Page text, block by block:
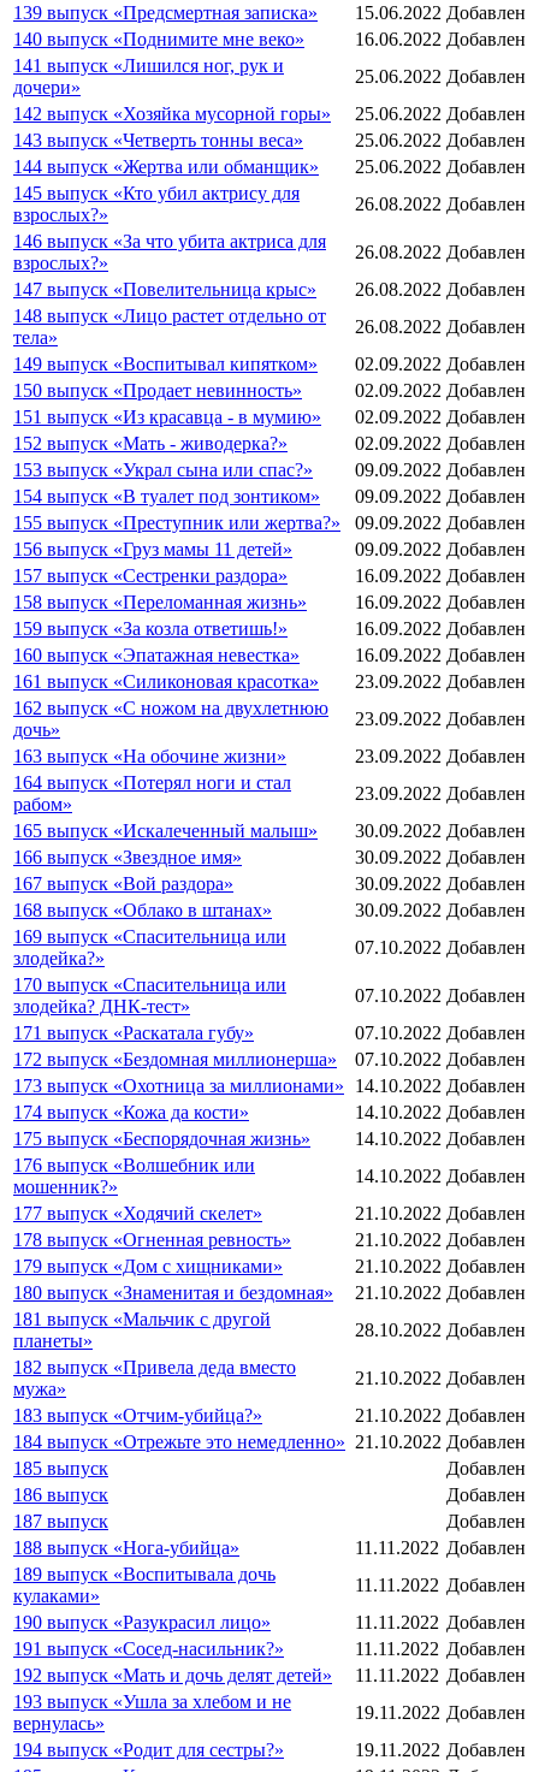
139 выпуск «Предсмертная записка»
15.06.2022 Добавлен
140 выпуск «Поднимите мне веко»
16.06.2022 Добавлен
141 выпуск «Лишился ног, рук и
дочери»
25.06.2022 Добавлен
142 выпуск «Хозяйка мусорной горы»
25.06.2022 Добавлен
143 выпуск «Четверть тонны веса»
25.06.2022 Добавлен
144 выпуск «Жертва или обманщик»
25.06.2022 Добавлен
145 выпуск «Кто убил актрису для
взрослых?»
26.08.2022 Добавлен
146 выпуск «За что убита актриса для
взрослых?»
26.08.2022 Добавлен
147 выпуск «Повелительница крыс»
26.08.2022 Добавлен
148 выпуск «Лицо растет отдельно от
тела»
26.08.2022 Добавлен
149 выпуск «Воспитывал кипятком»
02.09.2022 Добавлен
150 выпуск «Продает невинность»
02.09.2022 Добавлен
151 выпуск «Из красавца - в мумию»
02.09.2022 Добавлен
152 выпуск «Мать - живодерка?»
02.09.2022 Добавлен
153 выпуск «Украл сына или спас?»
09.09.2022 Добавлен
154 выпуск «В туалет под зонтиком»
09.09.2022 Добавлен
155 выпуск «Преступник или жертва?»
09.09.2022 Добавлен
156 выпуск «Груз мамы 11 детей»
09.09.2022 Добавлен
157 выпуск «Сестренки раздора»
16.09.2022 Добавлен
158 выпуск «Переломанная жизнь»
16.09.2022 Добавлен
159 выпуск «За козла ответишь!»
16.09.2022 Добавлен
160 выпуск «Эпатажная невестка»
16.09.2022 Добавлен
161 выпуск «Силиконовая красотка»
23.09.2022 Добавлен
162 выпуск «С ножом на двухлетнюю
дочь»
23.09.2022 Добавлен
163 выпуск «На обочине жизни»
23.09.2022 Добавлен
164 выпуск «Потерял ноги и стал
рабом»
23.09.2022 Добавлен
165 выпуск «Искалеченный малыш»
30.09.2022 Добавлен
166 выпуск «Звездное имя»
30.09.2022 Добавлен
167 выпуск «Вой раздора»
30.09.2022 Добавлен
168 выпуск «Облако в штанах»
30.09.2022 Добавлен
169 выпуск «Спасительница или
злодейка?»
07.10.2022 Добавлен
170 выпуск «Спасительница или
злодейка? ДНК-тест»
07.10.2022 Добавлен
171 выпуск «Раскатала губу»
07.10.2022 Добавлен
172 выпуск «Бездомная миллионерша»
07.10.2022 Добавлен
173 выпуск «Охотница за миллионами»
14.10.2022 Добавлен
174 выпуск «Кожа да кости»
14.10.2022 Добавлен
175 выпуск «Беспорядочная жизнь»
14.10.2022 Добавлен
176 выпуск «Волшебник или
мошенник?»
14.10.2022 Добавлен
177 выпуск «Ходячий скелет»
21.10.2022 Добавлен
178 выпуск «Огненная ревность»
21.10.2022 Добавлен
179 выпуск «Дом с хищниками»
21.10.2022 Добавлен
180 выпуск «Знаменитая и бездомная»
21.10.2022 Добавлен
181 выпуск «Мальчик с другой
планеты»
28.10.2022 Добавлен
182 выпуск «Привела деда вместо
мужа»
21.10.2022 Добавлен
183 выпуск «Отчим-убийца?»
21.10.2022 Добавлен
184 выпуск «Отрежьте это немедленно» 21.10.2022 Добавлен
185 выпуск
Добавлен
186 выпуск
Добавлен
187 выпуск
Добавлен
188 выпуск «Нога-убийца»
11.11.2022 Добавлен
189 выпуск «Воспитывала дочь
кулаками»
11.11.2022 Добавлен
190 выпуск «Разукрасил лицо»
11.11.2022 Добавлен
191 выпуск «Сосед-насильник?»
11.11.2022 Добавлен
192 выпуск «Мать и дочь делят детей»
11.11.2022 Добавлен
193 выпуск «Ушла за хлебом и не
вернулась»
19.11.2022 Добавлен
194 выпуск «Родит для сестры?»
19.11.2022 Добавлен